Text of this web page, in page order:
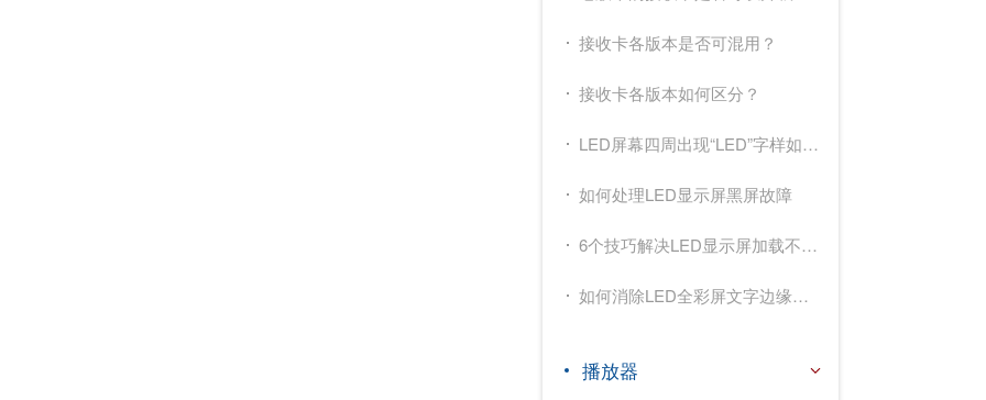
接收卡各版本是否可混用？
接收卡各版本如何区分？
LED屏幕四周出现“LED”字样如何去掉？
如何处理LED显示屏黑屏故障
6个技巧解决LED显示屏加载不出图像
如何消除LED全彩屏文字边缘虚亮？
播放器